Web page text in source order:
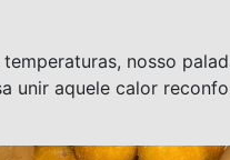
nosso
unir aquele calor